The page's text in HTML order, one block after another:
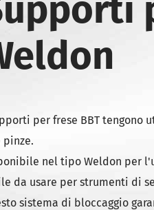
per frese BBT tengono
nel tipo Weldon per
da usare per strumenti di
sistema di bloccaggio